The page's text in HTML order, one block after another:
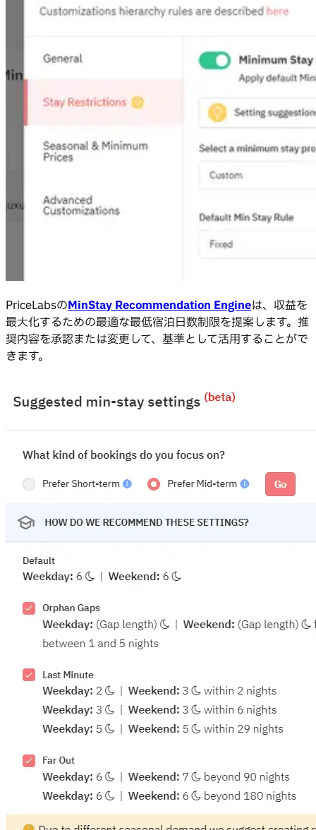
PriceLabsのMinStay Recommendation Engineは、収益を
最大化するための最適な最低宿泊日数制限を提案します。推
奨内容を承認または変更して、基準として活用することがで
きます。